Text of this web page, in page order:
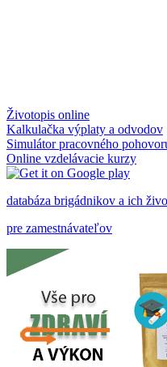
Životopis online
Kalkulačka výplaty a odvodov
Simulátor pracovného
Online vzdelávacie kurzy
databáza brigádnikov a ich
pre zamestnávateľov